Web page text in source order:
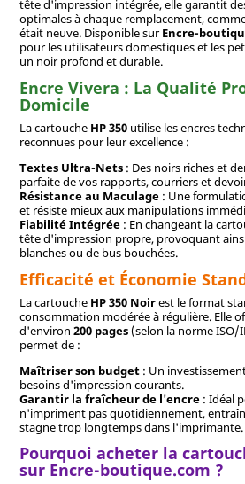
tête d'impression intégrée, elle garantit
optimales à chaque remplacement,
était neuve. Disponible surEncre-
pour les utilisateurs domestiques et les
un noir profond et durable.
Encre Vivera : La Qualité
Domicile
La cartouche HP 350utilise les encres
reconnues pour leur excellence :
Textes Ultra-Nets: Des noirs riches et
parfaite de vos rapports, courriers et
Résistance au Maculage: Une
et résiste mieux aux manipulations
Fiabilité Intégrée: En changeant la
tête d'impression propre, provoquant
blanches ou de bus bouchées.
Efficacité et Économie
La cartouche HP 350 Noirest le format
consommation modérée à régulière. Elle
d'environ 200 pages(selon la norme ISO/
permet de :
Maîtriser son budget: Un
besoins d'impression courants.
Garantir la fraîcheur de l'encre: Idéal
n'impriment pas quotidiennement,
stagne trop longtemps dans l'imprimante.
Pourquoi acheter la
sur Encre-boutique.com ?